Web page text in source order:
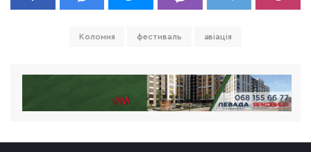
Коломия фестиваль авіація